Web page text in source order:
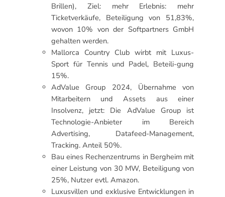
Brillen), Ziel: mehr Erlebnis: mehr
Ticketverkäufe, Beteiligung von 51,83%,
wovon 10% von der Softpartners GmbH
gehalten werden.
Mallorca Country Club wirbt mit Luxus-
Sport für Tennis und Padel, Beteili-gung
15%.
AdValue Group 2024, Übernahme von
Mitarbeitern und Assets aus einer
Insolvenz, jetzt: Die AdValue Group ist
Technologie-Anbieter im Bereich
Advertising, Datafeed-Management,
Tracking. Anteil 50%.
Bau eines Rechenzentrums in Bergheim mit
einer Leistung von 30 MW, Beteiligung von
25%, Nutzer evtl. Amazon.
Luxusvillen und exklusive Entwicklungen in